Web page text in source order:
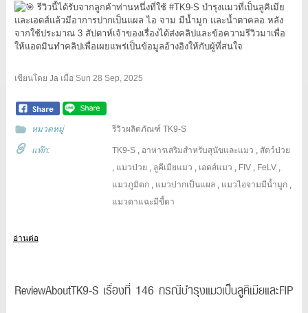
รีวิวนี้ได้รับจากลูกค้าท่านหนึ่งที่ใช้ #TK9-S บำรุงแมวที่เป็นลูคิเมีย
และเอดส์แล้วมีอาการปากเป็นแผล ไอ จาม มีน้ำมูก และน้ำตาคลอ หลัง
จากใช้ประมาณ 3 สัปดาห์เจ้าของเรื่องได้ส่งคลิปและข้อความรีวิวมาเพื่อ
ให้แอดมินทำคลิปเพื่อเผยแพร่เป็นข้อมูลอ้างอิงให้กับผู้ที่สนใจ
เขียนโดย Jaเมื่อ Sun 28 Sep, 2025
หมวดหมู่ รีวิวผลิตภัณฑ์ TK9-S
แท๊ก: TK9-S , อาหารเสริมสำหรับสุนัขและแมว , สัตว์ป่วย
, แมวป่วย , ลูคีเมียแมว , เอดส์แมว , FIV , FeLV ,
แมวภูมิตก , แมวปากเป็นแผล , แมวไอจามมีน้ำมูก ,
แมวตาแฉะมีขี้ตา
อ่านต่อ
ReviewAboutTK9-S เรื่องที่ 146 กรณีบำรุงแมวเป็นลูคิเมียและFIP